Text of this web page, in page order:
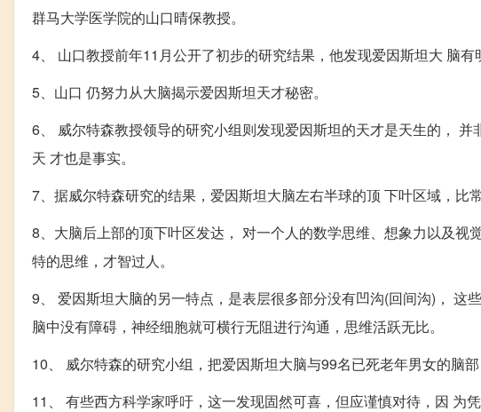
群马大学医学院的山口晴保教授。
4、 山口教授前年11月公开了初步的研究结果，他发现爱因斯坦大 脑
5、山口 仍努力从大脑揭示爱因斯坦天才秘密。
6、 威尔特森教授领导的研究小组则发现爱因斯坦的天才是天生的，
天 才也是事实。
7、据威尔特森研究的结果，爱因斯坦大脑左右半球的顶 下叶区域，比
8、大脑后上部的顶下叶区发达， 对一个人的数学思维、想象力以及
特的思维，才智过人。
9、 爱因斯坦大脑的另一特点，是表层很多部分没有凹沟(回间沟)，
脑中没有障碍，神经细胞就可横行无阻进行沟通，思维活跃无比。
10、 威尔特森的研究小组，把爱因斯坦大脑与99名已死老年男女的脑部
11、 有些西方科学家呼吁，这一发现固然可喜，但应谨慎对待，因 为